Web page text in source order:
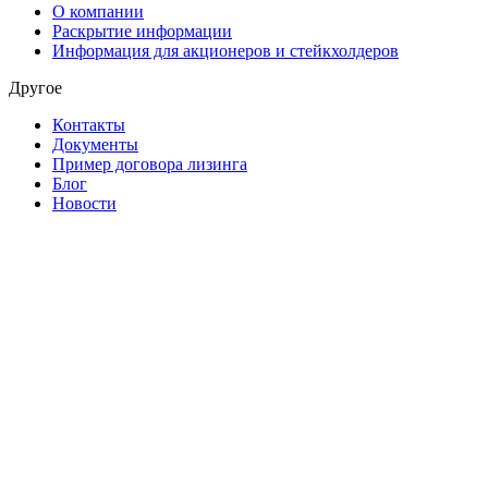
О компании
Раскрытие информации
Информация для акционеров и стейкхолдеров
Другое
Контакты
Документы
Пример договора лизинга
Блог
Новости